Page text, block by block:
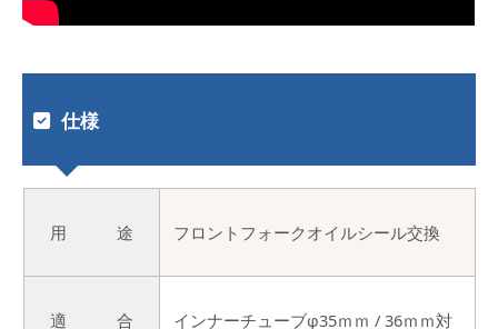
仕様
用 途 フロントフォークオイルシール交換
適 合 インナーチューブφ35ｍｍ / 36ｍｍ対